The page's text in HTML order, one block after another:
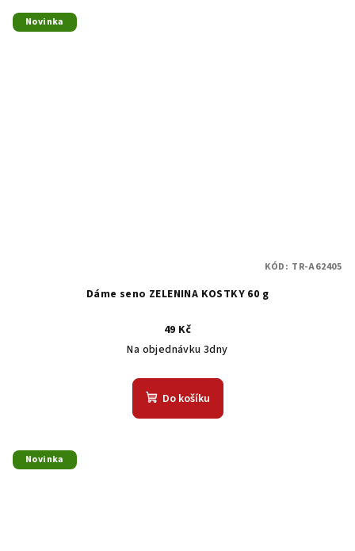
Novinka
Dáme seno ZELENINA KOSTKY 60 g
49 Kč
Na objednávku 3dny
Do košíku
KÓD: TR-A62405
Novinka